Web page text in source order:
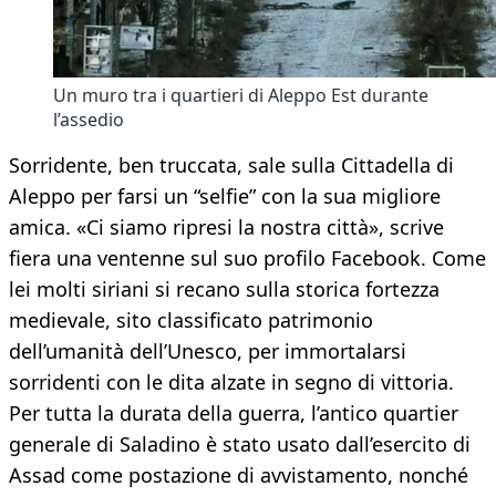
Un muro tra i quartieri di Aleppo Est durante
l’assedio
Sorridente, ben truccata, sale sulla Cittadella di
Aleppo per farsi un “selfie” con la sua migliore
amica. «Ci siamo ripresi la nostra città», scrive
fiera una ventenne sul suo profilo Facebook. Come
lei molti siriani si recano sulla storica fortezza
medievale, sito classificato patrimonio
dell’umanità dell’Unesco, per immortalarsi
sorridenti con le dita alzate in segno di vittoria.
Per tutta la durata della guerra, l’antico quartier
generale di Saladino è stato usato dall’esercito di
Assad come postazione di avvistamento, nonché